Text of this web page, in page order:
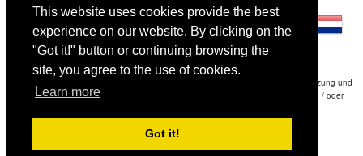
This website uses cookies provide the best
experience on our website. By clicking on the
"Got it!" button or continuing browsing the
site, you agree to the use of cookies.
Learn more
Got it!
Haftungsausschluss: Die Informationen auf dieser Website ist unsere beste Schätzung und
für nur Ihre Referenz.Triptimeto.com haftet nicht für jede Reise Verzögerung und / oder